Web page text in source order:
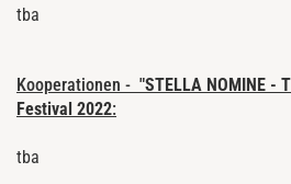
tba
Kooperationen - "STELLA NOMINE -
Festival 2022:
tba